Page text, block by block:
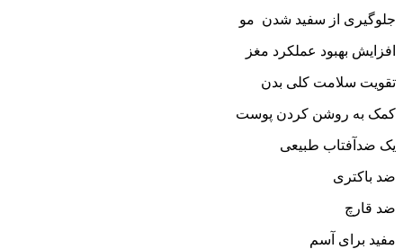
جلوگیری از سفید شدن مو
افزایش بهبود عملکرد مغز
تقویت سلامت کلی بدن
کمک به روشن کردن پوست
یک ضدآفتاب طبیعی
ضد باکتری
ضد قارچ
مفید برای آسم